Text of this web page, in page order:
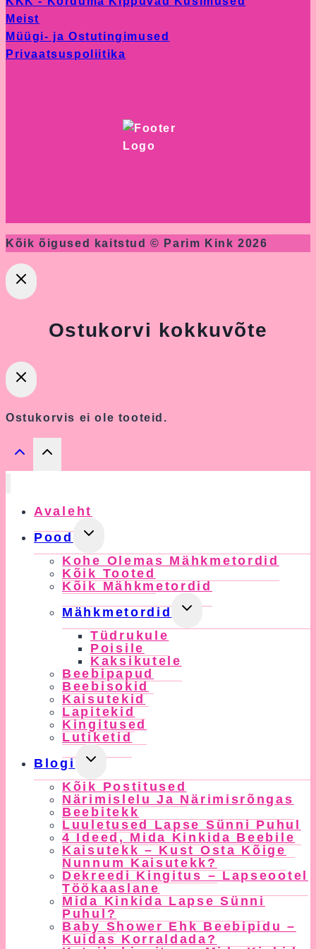
product
Meist
Müügi- ja Ostutingimused
Privaatsuspoliitika
Kõik õigused kaitstud © Parim Kink 2026
Ostukorvi kokkuvõte
Ostukorvis ei ole tooteid.
Avaleht
Pood
Toggle
Child
Menu
Kohe Olemas Mähkmetordid
Kõik Tooted
Kõik Mähkmetordid
Mähkmetordid
Toggle
Child
Tüdrukule
Poisile
Kaksikutele
Beebipapud
Beebisokid
Kaisutekid
Lapitekid
Kingitused
Lutiketid
Blogi
Toggle
Child
Menu
Kõik Postitused
Närimislelu Ja Närimisrõngas
Beebitekk
Luuletused Lapse Sünni Puhul
4 Ideed, Mida Kinkida Beebile
Kaisutekk – Kust Osta Kõige
Nunnum Kaisutekk?
Dekreedi Kingitus – Lapseootel
Töökaaslane
Mida Kinkida Lapse Sünni
Puhul?
Baby Shower Ehk Beebipidu –
Kuidas Korraldada?